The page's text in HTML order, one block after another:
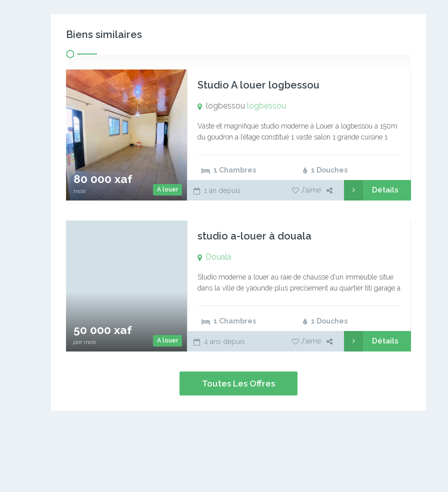
Biens similaires
A louer
80 000 xaf
mois
Studio A louer logbessou
logbessou logbessou
Vaste et magnifique studio moderne à Louer a logbessou a 150m
du goudron a l’étage constitué 1 vaste salon 1 grande cuisine 1
1 Chambres 1 Douches
1 an depuis J'aime Détails
A louer
50 000 xaf
par mois
studio a-louer à douala
Douala
Studio moderne a louer au raie de chausse d’un immeuble situe
dans la ville de yaounde plus precisement au quartier titi garage a
1 Chambres 1 Douches
4 ans depuis J'aime Détails
Toutes Les Offres